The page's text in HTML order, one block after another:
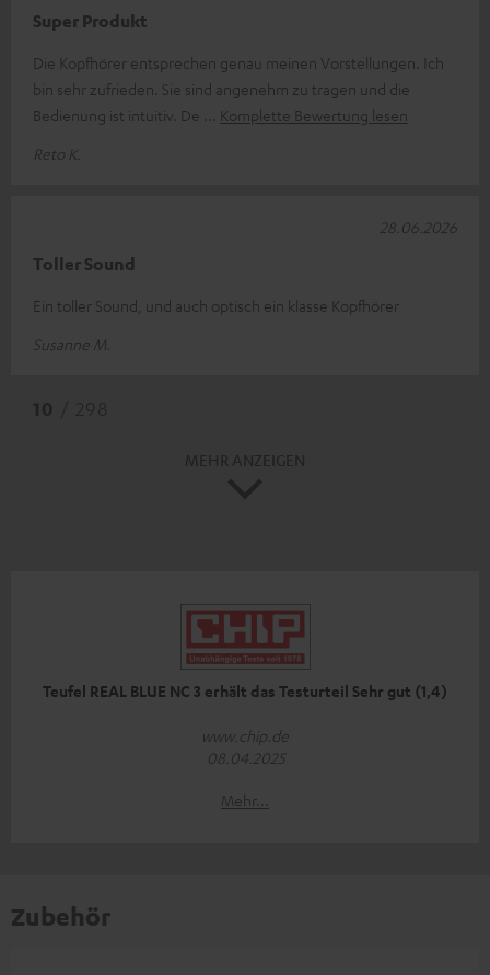
Super Produkt
Die Kopfhörer entsprechen genau meinen Vorstellungen. Ich
bin sehr zufrieden. Sie sind angenehm zu tragen und die
Bedienung ist intuitiv. De
Komplette Bewertung lesen
Reto K.
Toller Sound
Ein toller Sound, und auch optisch ein klasse Kopfhörer
Susanne M.
28.06.2026
Teufel REAL BLUE NC 3 erhält das Testurteil Sehr gut (1,4)
www.chip.de
08.04.2025
Mehr...
Zubehör